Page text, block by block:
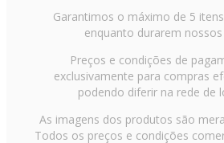
Garantimos o máximo de 5
enquanto durarem
Preços e condições de
exclusivamente para compras
podendo diferir na rede de
As imagens dos produtos são
Todos os preços e condições